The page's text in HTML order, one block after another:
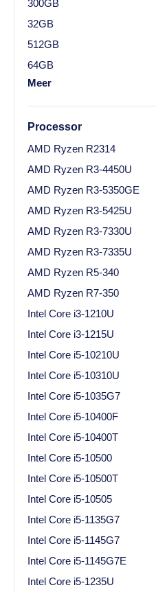
300GB
32GB
512GB
64GB
Meer
Processor
AMD Ryzen R2314
AMD Ryzen R3-4450U
AMD Ryzen R3-5350GE
AMD Ryzen R3-5425U
AMD Ryzen R3-7330U
AMD Ryzen R3-7335U
AMD Ryzen R5-340
AMD Ryzen R7-350
Intel Core i3-1210U
Intel Core i3-1215U
Intel Core i5-10210U
Intel Core i5-10310U
Intel Core i5-1035G7
Intel Core i5-10400F
Intel Core i5-10400T
Intel Core i5-10500
Intel Core i5-10500T
Intel Core i5-10505
Intel Core i5-1135G7
Intel Core i5-1145G7
Intel Core i5-1145G7E
Intel Core i5-1235U